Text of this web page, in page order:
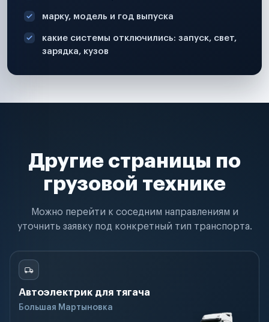
марку, модель и год выпуска
какие системы отключились: запуск, свет,
зарядка, кузов
Другие страницы по
грузовой технике
Можно перейти к соседним направлениям и
уточнить заявку под конкретный тип транспорта.
Автоэлектрик для тягача
Большая Мартыновка